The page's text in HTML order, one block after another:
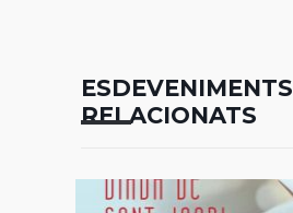
ESDEVENIMENTS
RELACIONATS